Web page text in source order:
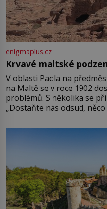
enigmaplus.cz
Krvavé maltské
V oblasti Paola na
na Maltě se v roce 1902
problémů. S několika se
„Dostaňte nás odsud, něco